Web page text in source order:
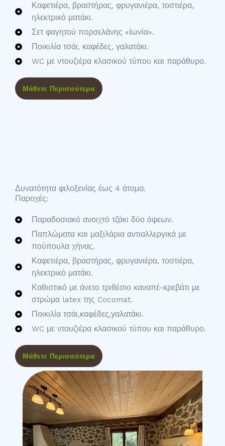
Καφετιέρα, βραστήρας, φρυγανιέρα, τοστιέρα,
ηλεκτρικό ματάκι.
Σετ φαγητού πορσελάνης «Ιωνία».
Ποικιλία τσάι, καφέδες, γαλατάκι.
WC με ντουζιέρα κλασικού τύπου και παράθυρο.
Μάθετε Περισσότερα
Δυνατότητα φιλοξενίας έως 4 άτομα.
Παροχές:
Παραδοσιακό ανοιχτό τζάκι δύο όψεων.
Παπλώματα και μαξιλάρια αντιαλλεργικά με
πούπουλα χήνας.
Καφετιέρα, βραστήρας, φρυγανιέρα, τοστιέρα,
ηλεκτρικό ματάκι.
Καθιστικό με άνετο τριθέσιο καναπέ-κρεβάτι με
στρώμα latex της Cocomat.
Ποικιλία τσάι,καφέδες,γαλατάκι.
WC με ντουζιέρα κλασικού τύπου και παράθυρο.
Μάθετε Περισσότερα